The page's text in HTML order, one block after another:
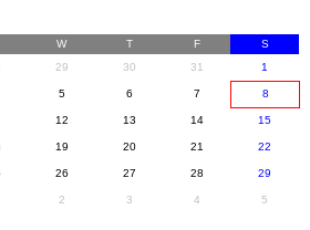
W T F
S
29 30 31 1
5 6 7 8
12 13 14 15
19 20 21 22
26 27 28 29
2 3 4 5